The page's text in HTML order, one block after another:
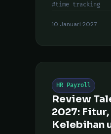
#time tracking
10 Januari 2027
HR Payroll
Review
2027:
Kelebihan